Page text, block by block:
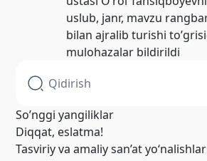
uslub, janr, mavzu
bilan ajralib turishi
mulohazalar bildirildi
So’nggi yangiliklar
Diqqat, eslatma!
Tasviriy va amaliy san’at